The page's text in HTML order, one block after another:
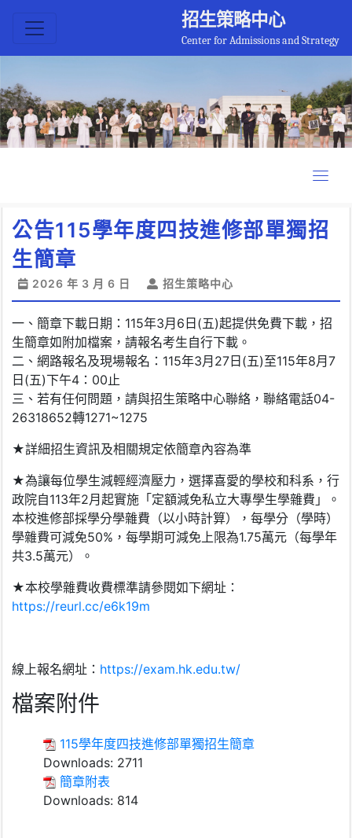
招生策略中心
Center for Admissions and Strategy
公告115學年度四技進修部單獨招
生簡章
2026 年 3 月 6 日 招生策略中心
一、簡章下載日期：115年3月6日(五)起提供免費下載，招
生簡章如附加檔案，請報名考生自行下載。
二、網路報名及現場報名：115年3月27日(五)至115年8月7
日(五)下午4：00止
三、若有任何問題，請與招生策略中心聯絡，聯絡電話04-
26318652轉1271~1275
★詳細招生資訊及相關規定依簡章內容為準
★為讓每位學生減輕經濟壓力，選擇喜愛的學校和科系，行
政院自113年2月起實施「定額減免私立大專學生學雜費」。
本校進修部採學分學雜費（以小時計算），每學分（學時）
學雜費可減免50%，每學期可減免上限為1.75萬元（每學年
共3.5萬元）。
★本校學雜費收費標準請參閱如下網址：
https://reurl.cc/e6k19m
線上報名網址： https://exam.hk.edu.tw/
檔案附件
115學年度四技進修部單獨招生簡章
Downloads: 2711
簡章附表
Downloads: 814